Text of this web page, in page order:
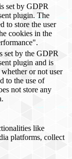
set by GDPR
plugin. The
to store the user
cookies in the
set by the GDPR
plugin and is
whether or not user
to the use of
not store any
like
platforms, collect